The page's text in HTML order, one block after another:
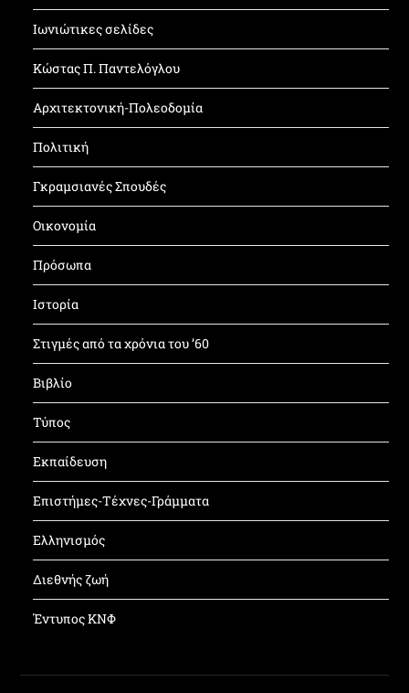
Ιωνιώτικες σελίδες
Κώστας Π. Παντελόγλου
Αρχιτεκτονική-Πολεοδομία
Πολιτική
Γκραμσιανές Σπουδές
Οικονομία
Πρόσωπα
Ιστορία
Στιγμές από τα χρόνια του ’60
Βιβλίο
Τύπος
Εκπαίδευση
Επιστήμες-Τέχνες-Γράμματα
Ελληνισμός
Διεθνής ζωή
Έντυπος ΚΝΦ